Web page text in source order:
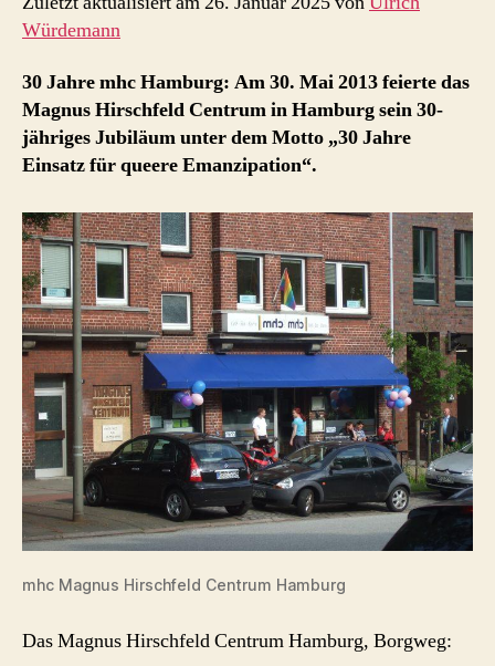
Würdemann
30 Jahre mhc Hamburg: Am 30. Mai 2013 feierte das
Magnus Hirschfeld Centrum in Hamburg sein 30-
jähriges Jubiläum unter dem Motto „30 Jahre
Einsatz für queere Emanzipation“.
mhc Magnus Hirschfeld Centrum Hamburg
Das Magnus Hirschfeld Centrum Hamburg, Borgweg: